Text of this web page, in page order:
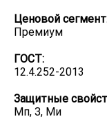
Ценовой
Премиум
ГОСТ:
12.4.252-2013
Защитные
Мп, З, Ми